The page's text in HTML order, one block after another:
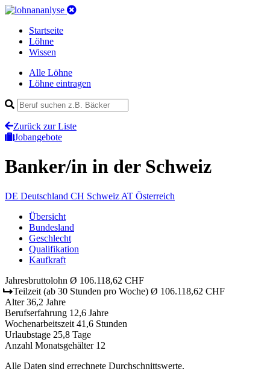
Startseite
Löhne
Wissen
Alle Löhne
Löhne eintragen
Zurück zur Liste
Jobangebote
Banker/in in der Schweiz
DE Deutschland CH Schweiz AT Österreich
Übersicht
Bundesland
Geschlecht
Qualifikation
Kaufkraft
Jahresbruttolohn Ø 106.118,62 CHF
Teilzeit (ab 30 Stunden pro Woche) Ø 106.118,62 CHF
Alter 36,2 Jahre
Berufserfahrung 12,6 Jahre
Wochenarbeitszeit 41,6 Stunden
Urlaubstage 25,8 Tage
Anzahl Monatsgehälter 12
Alle Daten sind errechnete Durchschnittswerte.